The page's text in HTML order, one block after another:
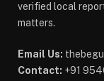
verified local
matters.
Email Us:
Contact: +91